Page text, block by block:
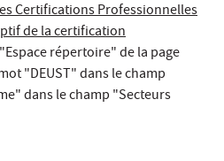
Certifications Professionnelles
de la certification
répertoire" de la page
"DEUST" dans le champ
dans le champ "Secteurs